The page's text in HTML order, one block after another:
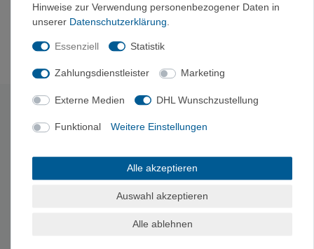
Noch sind keine Bewertungen vorhanden.
Es erfolgt keine Prüfung auf Echtheit der Bewertungen.
Hinweise zur Verwendung personenbezogener Daten in
unserer Daten­schutz­erklärung
Essenziell Statistik
Zahlungsdienstleister Marketing
Externe Medien DHL Wunschzustellung
Funktional Weitere Einstellungen
Alle akzeptieren
Auswahl akzeptieren
Alle ablehnen